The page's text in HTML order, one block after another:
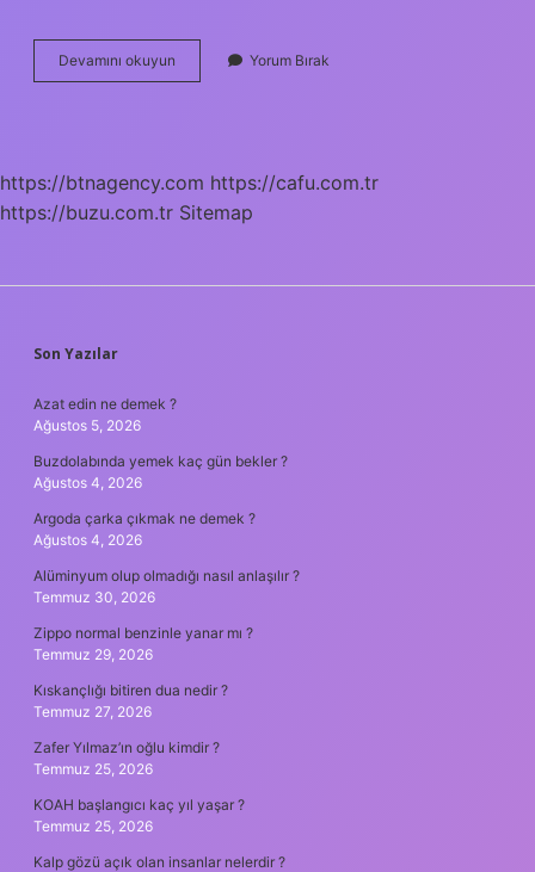
Devamını okuyun
Bütünleme
Yorum Bırak
https://btnagency.com https://cafu.com.tr
https://buzu.com.tr Sitemap
SIDEBAR
Son Yazılar
Azat edin ne demek ?
Ağustos 5, 2026
Buzdolabında yemek kaç gün bekler ?
Ağustos 4, 2026
Argoda çarka çıkmak ne demek ?
Ağustos 4, 2026
Alüminyum olup olmadığı nasıl anlaşılır ?
Temmuz 30, 2026
Zippo normal benzinle yanar mı ?
Temmuz 29, 2026
Kıskançlığı bitiren dua nedir ?
Temmuz 27, 2026
Zafer Yılmaz’ın oğlu kimdir ?
Temmuz 25, 2026
KOAH başlangıcı kaç yıl yaşar ?
Temmuz 25, 2026
Kalp gözü açık olan insanlar nelerdir ?